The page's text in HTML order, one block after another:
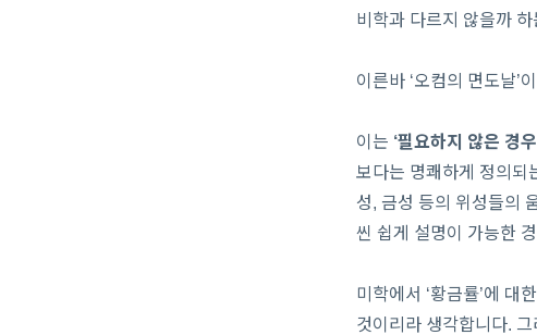
비학과 다르지 않을까
이른바 ‘오컴의 면도날’
이는 ‘필요하지 않은 경
보다는 명쾌하게 정의되
성, 금성 등의 위성들의
씬 쉽게 설명이 가능한
미학에서 ‘황금률’에 대
것이리라 생각합니다.